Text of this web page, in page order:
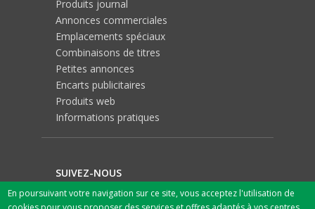
Produits journal
Annonces commerciales
Emplacements spéciaux
Combinaisons de titres
Petites annonces
Encarts publicitaires
Produits web
Informations pratiques
SUIVEZ-NOUS
En poursuivant votre navigation sur ce site, vous acceptez l'utilisation de